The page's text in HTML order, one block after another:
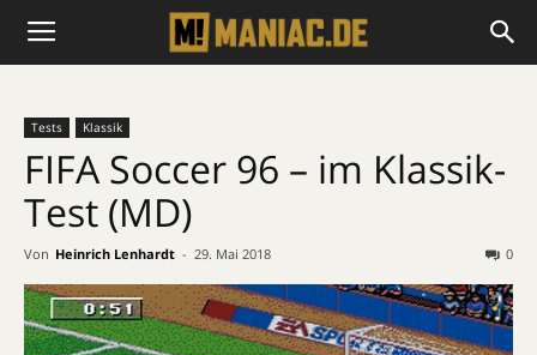
Tests Klassik
FIFA Soccer 96 – im Klassik-
Test (MD)
Von Heinrich Lenhardt - 29. Mai 2018 0